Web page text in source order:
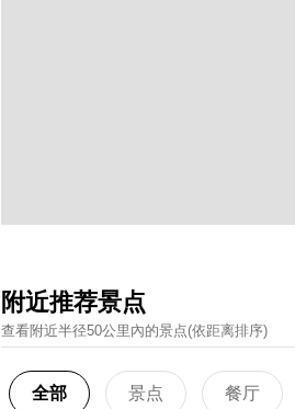
附近推荐景点
查看附近半径50公里內的景点(依距离排序)
全部 景点 餐厅